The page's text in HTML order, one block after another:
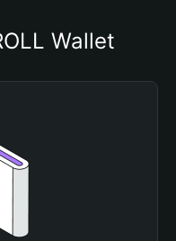
Wallet